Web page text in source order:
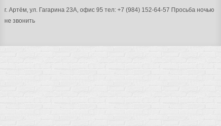
г. Артём, ул. Гагарина 23А, офис 95 тел: +7 (984) 152-64-57 Просьба ночью
не звонить